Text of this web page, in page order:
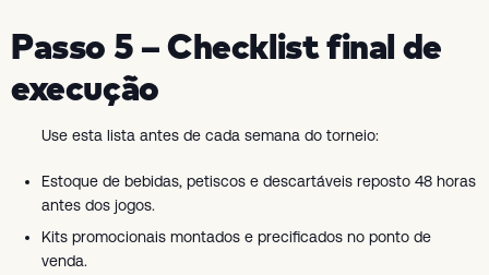
Passo 5 – Checklist final de
execução
Use esta lista antes de cada semana do torneio:
Estoque de bebidas, petiscos e descartáveis reposto 48 horas
antes dos jogos.
Kits promocionais montados e precificados no ponto de
venda.